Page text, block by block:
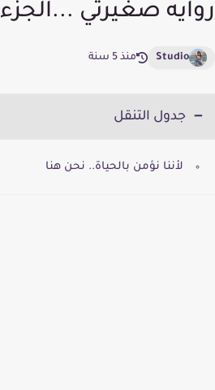
روايه صغيرتي ...الجزء 13
Studio منذ 5 سنة
جدول التنقل
لأننا نؤمن بالحياة.. نحن هنا